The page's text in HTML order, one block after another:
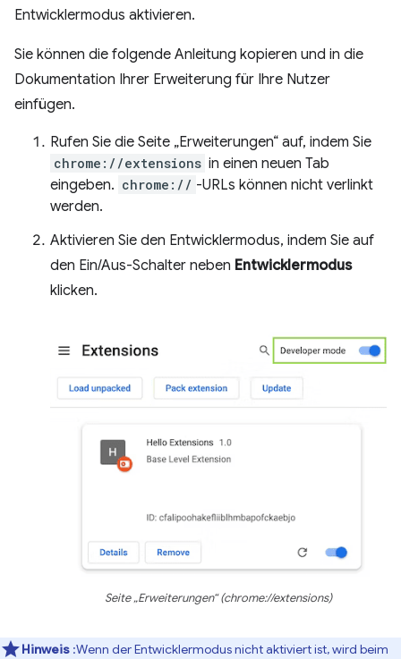
Entwicklermodus aktivieren.
Sie können die folgende Anleitung kopieren und in die
Dokumentation Ihrer Erweiterung für Ihre Nutzer
einfügen.
Rufen Sie die Seite „Erweiterungen“ auf, indem Sie
chrome://extensions in einen neuen Tab
eingeben. chrome:// -URLs können nicht verlinkt
werden.
Aktivieren Sie den Entwicklermodus, indem Sie auf
den Ein/Aus-Schalter neben Entwicklermodus
klicken.
Seite „Erweiterungen“ (chrome://extensions)
Hinweis :Wenn der Entwicklermodus nicht aktiviert ist, wird beim